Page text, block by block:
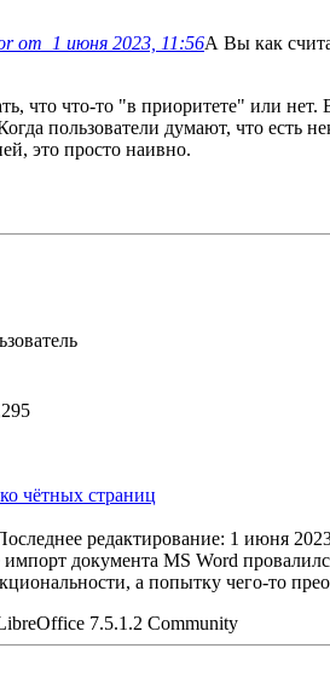
от 1 июня 2023, 11:56А Вы как
что что-то "в приоритете" или нет.
пользователи думают, что
это просто наивно.
чётных страниц
редактирование: 1 июня
документа MS Word
а попытку чего-то
7.5.1.2 Community